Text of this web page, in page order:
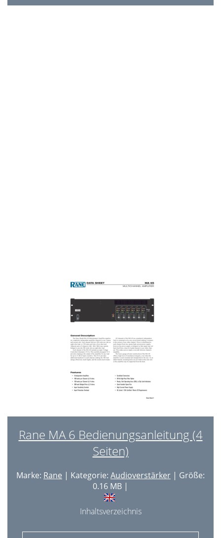
Rane MA 6 Bedienungsanleitung (4
Seiten)
Marke: Rane | Kategorie: Audioverstärker | Größe:
0.16 MB |
Inhaltsverzeichnis